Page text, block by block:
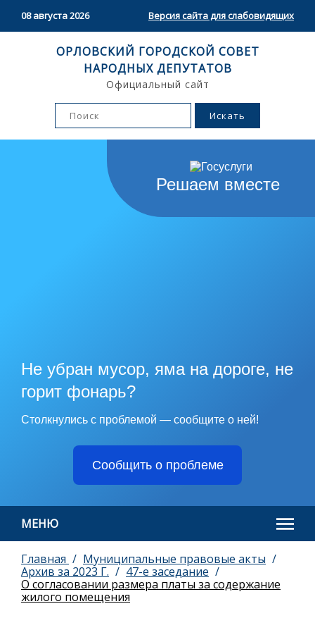
08 августа 2026 Версия сайта для слабовидящих
ОРЛОВСКИЙ ГОРОДСКОЙ СОВЕТ
НАРОДНЫХ ДЕПУТАТОВ
Официальный сайт
Решаем вместе
Не убран мусор, яма на дороге, не
горит фонарь?
Столкнулись с проблемой — сообщите о ней!
Сообщить о проблеме
МЕНЮ
Главная
Муниципальные правовые акты
Архив за 2023 Г.
47-е заседание
О согласовании размера платы за содержание
жилого помещения